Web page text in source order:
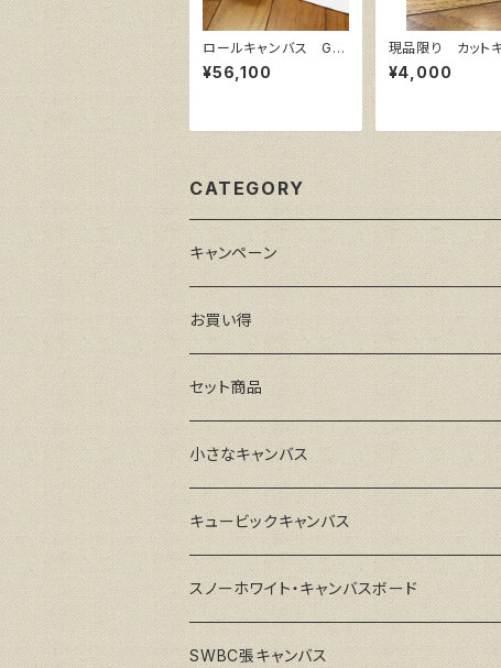
ロールキャンバス GA
ERA F 145㎝巾×10
m巻
¥56,100
現品限り カット
ン 麻100％
(3枚組)
¥4,000
CATEGORY
キャンペーン
お買い得
セット商品
小さなキャンバス
キュービックキャンバス
スノーホワイト・キャンバスボード
SWBC張キャンバス